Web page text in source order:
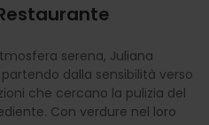
serena, Juliana
dalla sensibilità verso
che cercano la pulizia del
Con verdure nel loro